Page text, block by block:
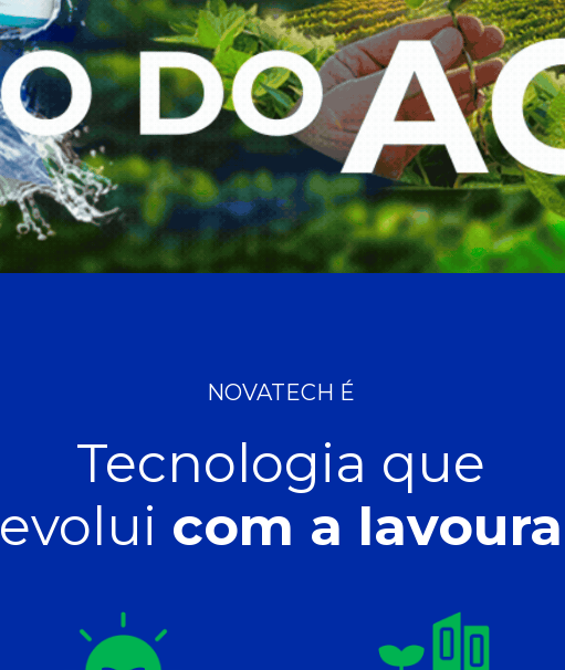
NOVATECH É
Tecnologia que
evolui com a lavoura